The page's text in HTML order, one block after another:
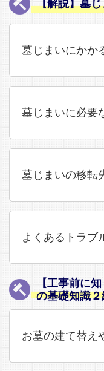
【解説】墓
墓じまいにかか
墓じまいに必要
墓じまいの移転
よくあるトラブ
【工事前に
の基礎知識２
お墓の建て替え